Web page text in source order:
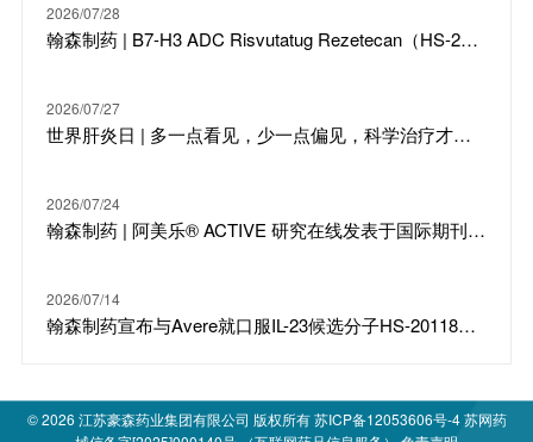
2026/07/28
翰森制药 | B7-H3 ADC Risvutatug Rezetecan（HS-20093）骨肉瘤III期临床ARTEMIS-011达到IRC-PFS主要终点
2026/07/27
世界肝炎日 | 多一点看见，少一点偏见，科学治疗才是打败乙肝的最强答案
2026/07/24
翰森制药 | 阿美乐® ACTIVE 研究在线发表于国际期刊 JTO
2026/07/14
翰森制药宣布与Avere就口服IL-23候选分子HS-20118达成许可合作及战略投资
© 2026 江苏豪森药业集团有限公司 版权所有苏ICP备12053606号-4苏网药